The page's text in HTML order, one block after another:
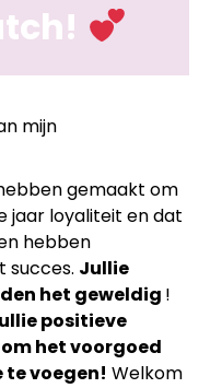
mijn
gemaakt om
jaar loyaliteit en dat
hebben
succes. Jullie
het geweldig !
positieve
het voorgoed
voegen! Welkom